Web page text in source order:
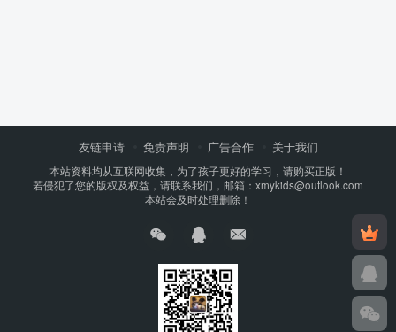
友链申请 免责声明 广告合作 关于我们
本站资料均从互联网收集，为了孩子更好的学习，请购买正版！
若侵犯了您的版权及权益，请联系我们，邮箱：xmykids@outlook.com
本站会及时处理删除！